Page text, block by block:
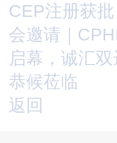
CEP注册获批
会邀请｜
启幕，诚汇
恭候莅临
返回